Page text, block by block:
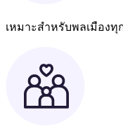
เหมาะสำหรับพลเมืองทุ